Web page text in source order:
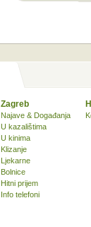
Zagreb
Najave & Događanja
U kazalištima
U kinima
Klizanje
Ljekarne
Bolnice
Hitni prijem
Info telefoni